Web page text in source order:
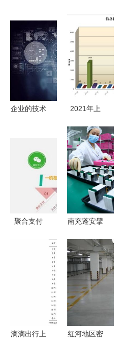
企业的技术
利器
2021年上
构认可数据
出炉 技术
服务领域的
机遇与挑战
聚合支付
南充蓬安擘
技术服务开
启高质量发
展新征程
滴滴出行上
红河地区密